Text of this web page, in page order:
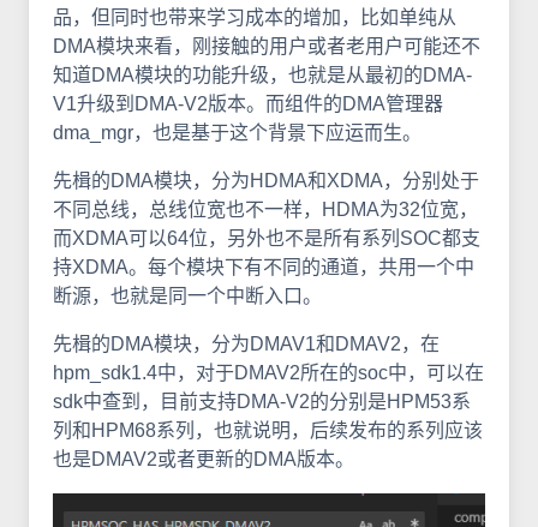
品，但同时也带来学习成本的增加，比如单纯从
DMA模块来看，刚接触的用户或者老用户可能还不
知道DMA模块的功能升级，也就是从最初的DMA-
V1升级到DMA-V2版本。而组件的DMA管理器
dma_mgr，也是基于这个背景下应运而生。
先楫的DMA模块，分为HDMA和XDMA，分别处于
不同总线，总线位宽也不一样，HDMA为32位宽，
而XDMA可以64位，另外也不是所有系列SOC都支
持XDMA。每个模块下有不同的通道，共用一个中
断源，也就是同一个中断入口。
先楫的DMA模块，分为DMAV1和DMAV2，在
hpm_sdk1.4中，对于DMAV2所在的soc中，可以在
sdk中查到，目前支持DMA-V2的分别是HPM53系
列和HPM68系列，也就说明，后续发布的系列应该
也是DMAV2或者更新的DMA版本。